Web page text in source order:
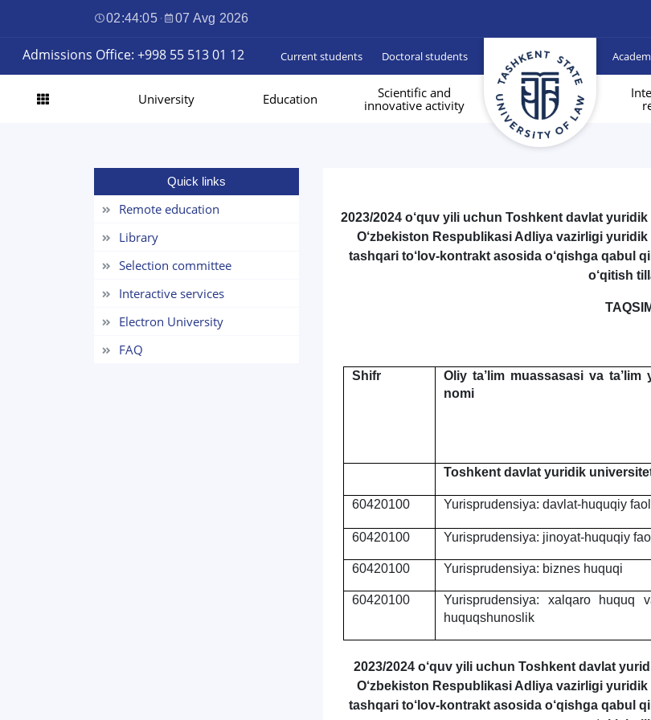
02:44:06 · 07 Avg 2026
Admissions Office: +998 55 513 01 12 Current students Doctoral students
University Education
Scientific and
innovative activity
Quick links
Remote education
Library
Selection committee
Interactive services
Electron University
FAQ
2023/2024 o‘quv yili uchun Toshkent davlat
O‘zbekiston Respublikasi Adliya vazirligi
tashqari to‘lov-kontrakt asosida o‘qishga qabul
o‘qitish
Shifr
Oliy ta’lim muassasasi va ta’lim
nomi
Toshkent davlat yuridik
60420100 Yurisprudensiya: davlat-huquqiy
60420100 Yurisprudensiya: jinoyat-huquqiy
60420100 Yurisprudensiya: biznes huquqi
60420100
Yurisprudensiya: xalqaro huquq
huquqshunoslik
2023/2024 o‘quv yili uchun Toshkent davlat
O‘zbekiston Respublikasi Adliya vazirligi
tashqari to‘lov-kontrakt asosida o‘qishga qabul